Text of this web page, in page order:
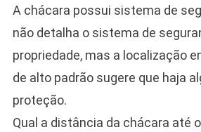
A chácara possui sistema de
não detalha o sistema de
propriedade, mas a localização
de alto padrão sugere que haja
proteção.
Qual a distância da chácara até